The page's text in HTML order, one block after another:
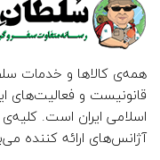
همه‌ی کالاها و خدمات
قانونیست و فعالیت‌های
اسلامی ایران است.
آژانس‌های ارائه کننده